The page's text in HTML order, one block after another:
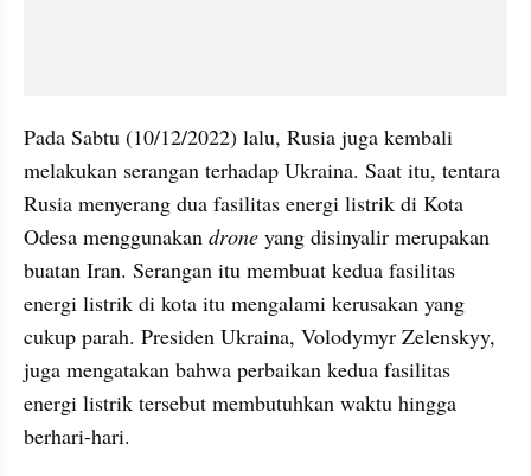
Pada Sabtu (10/12/2022) lalu, Rusia juga kembali
melakukan serangan terhadap Ukraina. Saat itu, tentara
Rusia menyerang dua fasilitas energi listrik di Kota
Odesa menggunakan drone yang disinyalir merupakan
buatan Iran. Serangan itu membuat kedua fasilitas
energi listrik di kota itu mengalami kerusakan yang
cukup parah. Presiden Ukraina, Volodymyr Zelenskyy,
juga mengatakan bahwa perbaikan kedua fasilitas
energi listrik tersebut membutuhkan waktu hingga
berhari-hari.